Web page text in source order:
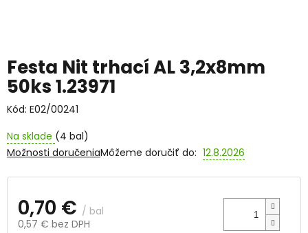
Festa Nit trhací AL 3,2x8mm
50ks 1.23971
Kód: E02/00241
Na sklade (4 bal)
Môžeme doručiť do: 12.8.2026
Možnosti doručenia
0,70 € / bal
0,57 € bez DPH